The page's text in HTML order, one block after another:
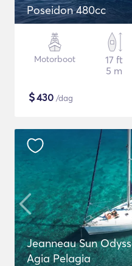
Poseidon 480cc
Motorboot
17 ft
5 m
$430 /dag
Jeanneau Sun
Agia Pelagia